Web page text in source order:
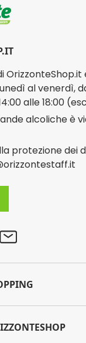
OrizzonteShop.it
al venerdì,
alle 18:00
alcoliche è
protezione dei
Email